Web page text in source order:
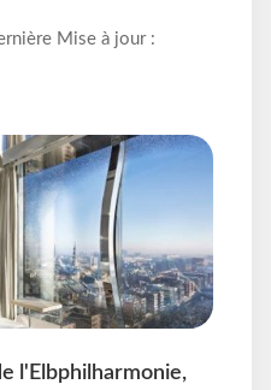
Mise à jour :
l'Elbphilharmonie,